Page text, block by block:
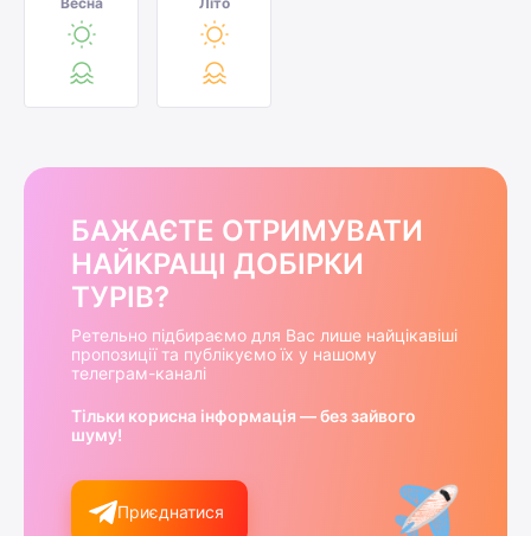
БАЖАЄТЕ ОТРИМУВАТИ
НАЙКРАЩІ ДОБІРКИ
ТУРІВ?
Ретельно підбираємо для Вас лише найцікавіші
пропозиції та публікуємо їх у нашому
телеграм-каналі
Тільки корисна інформація — без зайвого
шуму!
Приєднатися